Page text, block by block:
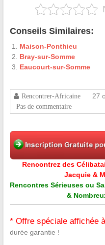
Conseils Similaires:
Maison-Ponthieu
Bray-sur-Somme
Eaucourt-sur-Somme
Rencontrer-Africaine 27
Pas de commentaire
Rencontrez des
Jacquie &
Rencontres Sérieuses ou
&
* Offre spéciale affichée
durée garantie !